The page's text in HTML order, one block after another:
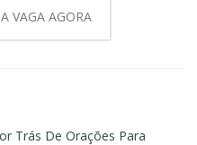
VAGA AGORA
Trás De Orações Para